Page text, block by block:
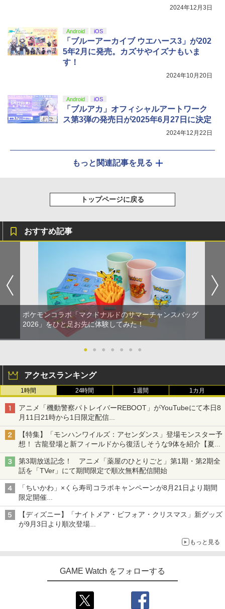
2024年12月3日
Android iOS
「ブルーアーカイブ ウエハース3」が202
5年2月に発売。カズサやイズナもいま
す！
2024年10月20日
Android iOS
「ブルアカ」オフィシャルアートワーク
ス第3弾の発売日が2025年6月27日に決定
2024年12月22日
もっと関連記事を見る
トップページに戻る
おすすめ記事
ポケモンコラボ「マクドナルドのサマーチャンスバッグ
2026」をひと足お先に体験してみた！
● ● ● ● ● ● ●
アクセスランキング
1時間 24時間 1週間 1カ月
アニメ「機動警察パトレイバーREBOOT」がYouTubeにて本日8
月11日21時から1日限定配信
8月14日にはU-NEXTで限定配信
【特集】「モンハンワイルズ：アセンダンス」登場モンスター予
想！ 古龍登場と新フィールドから復活しそうな9体を紹介【夏休
み特集2026】
第3期放送記念！ アニメ「薬屋のひとりごと」第1期・第2期全
話を「TVer」にて期間限定で順次無料配信開始
「ちいかわ」×くら寿司コラボキャンペーンが8月21日より期間
限定開催
オリジナルの湯呑みや寿司皿が景品に登場！
【ディズニー】「ナイトメア・ビフォア・クリスマス」新グッズ
が9月3日より順次登場
もっと見る
GAME Watch をフォローする